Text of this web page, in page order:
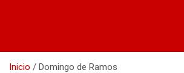
Inicio Domingo de Ramos